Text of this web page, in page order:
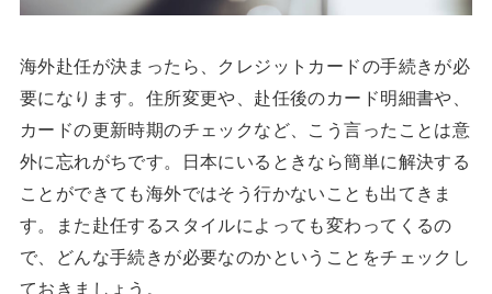
海外赴任が決まったら、クレジットカードの手続きが必
要になります。住所変更や、赴任後のカード明細書や、
カードの更新時期のチェックなど、こう言ったことは意
外に忘れがちです。日本にいるときなら簡単に解決する
ことができても海外ではそう行かないことも出てきま
す。また赴任するスタイルによっても変わってくるの
で、どんな手続きが必要なのかということをチェックし
ておきましょう。